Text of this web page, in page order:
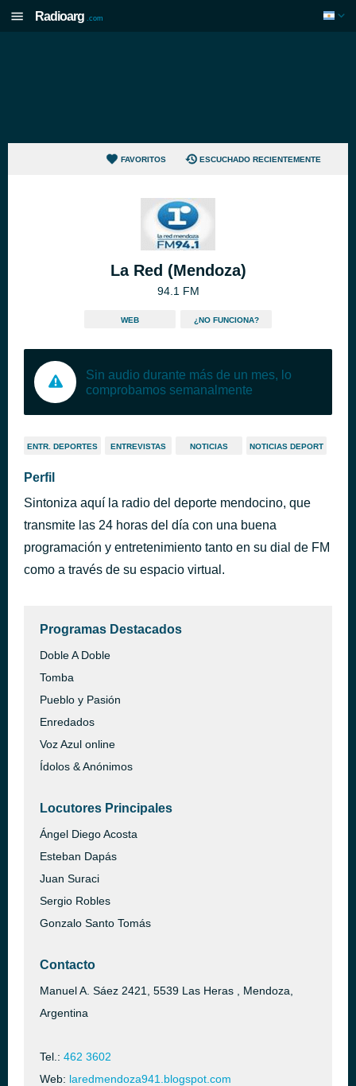
Radioarg .com
FAVORITOS ESCUCHADO RECIENTEMENTE
La Red (Mendoza)
94.1 FM
WEB ¿NO FUNCIONA?
Sin audio durante más de un mes, lo
comprobamos semanalmente
ENTR. DEPORTES ENTREVISTAS NOTICIAS NOTICIAS DEPORT
Perfil
Sintoniza aquí la radio del deporte mendocino, que
transmite las 24 horas del día con una buena
programación y entretenimiento tanto en su dial de FM
como a través de su espacio virtual.
Programas Destacados
Doble A Doble
Tomba
Pueblo y Pasión
Enredados
Voz Azul online
Ídolos & Anónimos
Locutores Principales
Ángel Diego Acosta
Esteban Dapás
Juan Suraci
Sergio Robles
Gonzalo Santo Tomás
Contacto
Manuel A. Sáez 2421, 5539 Las Heras , Mendoza,
Argentina
Tel.: 462 3602
Web: laredmendoza941.blogspot.com